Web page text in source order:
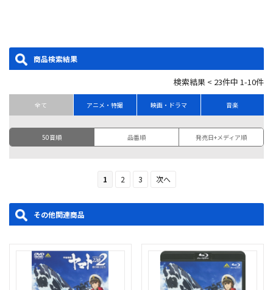
商品検索結果
検索結果 < 23件中 1-10件
全て アニメ・特撮 映画・ドラマ 音楽
50音順 品番順 発売日+メディア順
1 2 3 次へ
その他関連商品